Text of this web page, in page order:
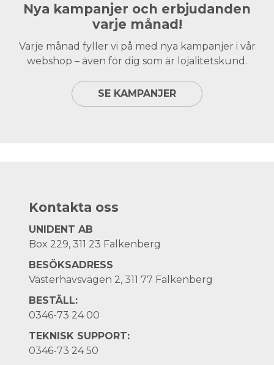
Nya kampanjer och erbjudanden
varje månad!
Varje månad fyller vi på med nya kampanjer i vår
webshop – även för dig som är lojalitetskund.
SE KAMPANJER
Kontakta oss
UNIDENT AB
Box 229, 311 23 Falkenberg
BESÖKSADRESS
Västerhavsvägen 2, 311 77 Falkenberg
BESTÄLL:
0346-73 24 00
TEKNISK SUPPORT:
0346-73 24 50